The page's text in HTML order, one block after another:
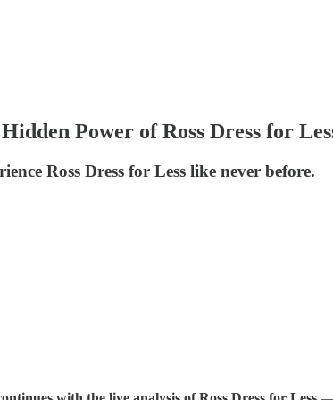
Power of Ross Dress for
Ross Dress for Less like never before.